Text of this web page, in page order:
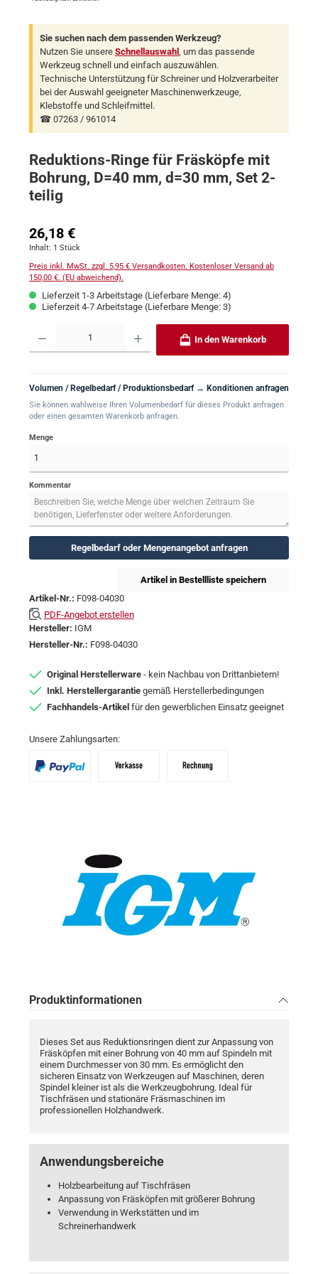
Sie suchen nach dem passenden Werkzeug?
Nutzen Sie unsere Schnellauswahl , um das passende
Werkzeug schnell und einfach auszuwählen.
Technische Unterstützung für Schreiner und Holzverarbeiter
bei der Auswahl geeigneter Maschinenwerkzeuge,
Klebstoffe und Schleifmittel.
☎ 07263 / 961014
Reduktions-Ringe für Fräsköpfe mit
Bohrung, D=40 mm, d=30 mm, Set 2-
teilig
Regulärer Preis:
26,18 €
Inhalt: 1 Stück
Preis inkl. MwSt. zzgl. 5,95 € Versandkosten. Kostenloser Versand ab
150,00 €. (EU abweichend).
Lieferzeit 1-3 Arbeitstage (Lieferbare Menge: 4)
Lieferzeit 4-7 Arbeitstage (Lieferbare Menge: 3)
Produkt Anzahl: Gib den gewünschten Wert ein oder benutze die Schaltflächen
In den Warenkorb
Volumen / Regelbedarf / Produktionsbedarf → Konditionen anfragen
Sie können wahlweise Ihren Volumenbedarf für dieses Produkt anfragen
oder einen gesamten Warenkorb anfragen.
Menge
Kommentar
Regelbedarf oder Mengenangebot anfragen
Artikel in Bestellliste speichern
Artikel-Nr.: F098-04030
PDF-Angebot erstellen
Hersteller: IGM
Hersteller-Nr.: F098-04030
Original Herstellerware - kein Nachbau von Drittanbietern!
Inkl. Herstellergarantie gemäß Herstellerbedingungen
Fachhandels-Artikel für den gewerblichen Einsatz geeignet
Unsere Zahlungsarten:
Produktinformationen
Dieses Set aus Reduktionsringen dient zur Anpassung von
Fräsköpfen mit einer Bohrung von 40 mm auf Spindeln mit
einem Durchmesser von 30 mm. Es ermöglicht den
sicheren Einsatz von Werkzeugen auf Maschinen, deren
Spindel kleiner ist als die Werkzeugbohrung. Ideal für
Tischfräsen und stationäre Fräsmaschinen im
professionellen Holzhandwerk.
Anwendungsbereiche
Holzbearbeitung auf Tischfräsen
Anpassung von Fräsköpfen mit größerer Bohrung
Verwendung in Werkstätten und im
Schreinerhandwerk